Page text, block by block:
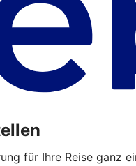
für Ihre Reise ganz